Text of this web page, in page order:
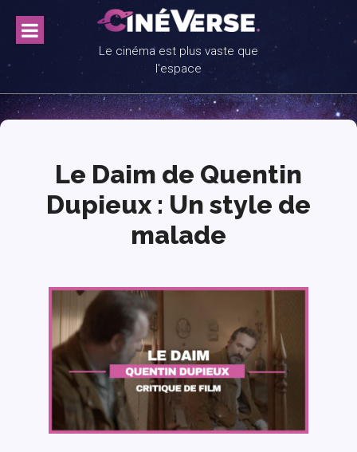
content
Le cinéma est plus vaste que
l'espace
Le Daim de Quentin
Dupieux : Un style de
malade